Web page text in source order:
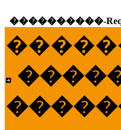
����������-